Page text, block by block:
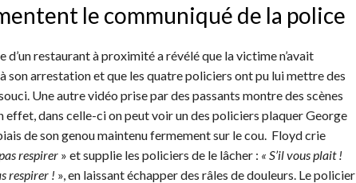
le communiqué de la police
d’un restaurant à proximité a révélé que la victime n’avait
son arrestation et que les quatre policiers ont pu lui mettre des
Une autre vidéo prise par des passants montre des scènes
effet, dans celle-ci on peut voir un des policiers plaquer George
de son genou maintenu fermement sur le cou. Floyd crie
respirer » et supplie les policiers de le lâcher : « S’il vous plait !
respirer ! », en laissant échapper des râles de douleurs. Le policier